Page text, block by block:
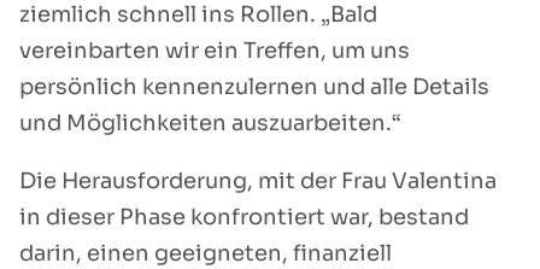
ziemlich schnell ins Rollen. „Bald
vereinbarten wir ein Treffen, um uns
persönlich kennenzulernen und alle Details
und Möglichkeiten auszuarbeiten.“
Die Herausforderung, mit der Frau Valentina
in dieser Phase konfrontiert war, bestand
darin, einen geeigneten, finanziell